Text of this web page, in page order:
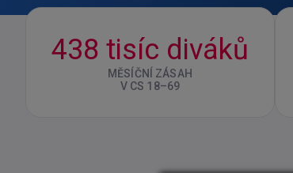
438 tisíc diváků
MĚSÍČNÍ ZÁSAH
V CS 18–69